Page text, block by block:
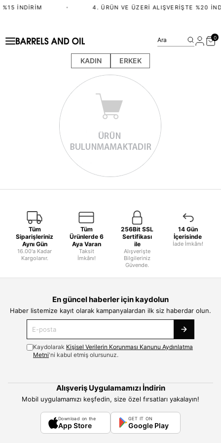
İNDIRIM • 4. ÜRÜN VE ÜZERI ALIŞVERIŞTE %20
KADIN ERKEK
Ara 0
Tüm
Siparişleriniz
Aynı Gün
16.00'a Kadar
Kargolanır.
Tüm
Ürünlerde 6
Aya Varan
Taksit
İmkânı!
256Bit SSL
Sertifikası
ile
Alışverişte
Bilgileriniz
Güvende.
14 Gün
İçerisinde
İade İmkânı!
En güncel haberler için kaydolun
Haber listemize kayıt olarak kampanyalardan ilk siz haberdar olun.
Kaydolarak Kişisel Verilerin Korunması Kanunu Aydınlatma
Metni'ni kabul etmiş olursunuz.
Alışveriş Uygulamamızı İndirin
Mobil uygulamamızı keşfedin, size özel fırsatları yakalayın!
Download on the
App Store
GET IT ON
Google Play